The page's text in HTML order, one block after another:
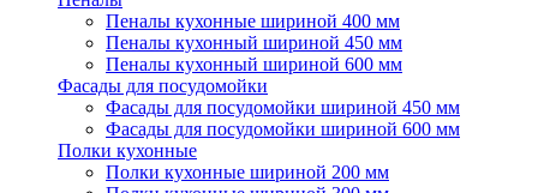
Пеналы кухонные шириной 400 мм
Пеналы кухонный шириной 450 мм
Пеналы кухонный шириной 600 мм
Фасады для посудомойки
Фасады для посудомойки шириной 450 мм
Фасады для посудомойки шириной 600 мм
Полки кухонные
Полки кухонные шириной 200 мм